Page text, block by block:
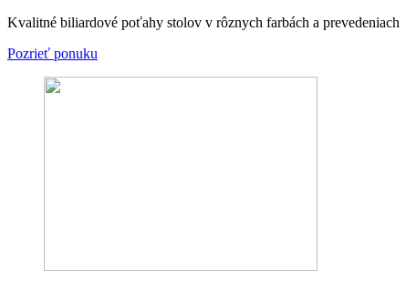
Kvalitné biliardové poťahy stolov v rôznych farbách a prevedeniach
Pozrieť ponuku